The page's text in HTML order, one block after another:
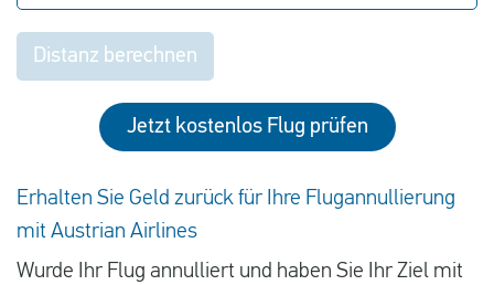
Distanz berechnen
Jetzt kostenlos Flug prüfen
Erhalten Sie Geld zurück für Ihre Flugannullierung
mit Austrian Airlines
Wurde Ihr Flug annulliert und haben Sie Ihr Ziel mit